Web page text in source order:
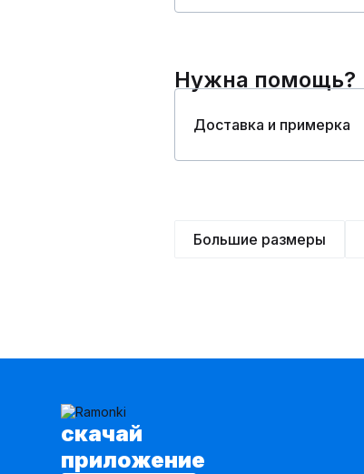
Нужна помощь?
Доставка и примерка
Большие размеры
cкачай
приложение